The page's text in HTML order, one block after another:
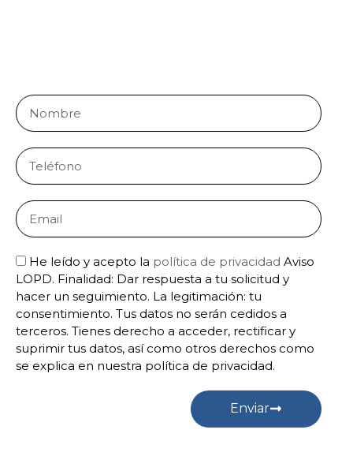
Full
Name
Phone
Email
He leído y acepto la política de privacidad Aviso
LOPD. Finalidad: Dar respuesta a tu solicitud y
hacer un seguimiento. La legitimación: tu
consentimiento. Tus datos no serán cedidos a
terceros. Tienes derecho a acceder, rectificar y
suprimir tus datos, así como otros derechos como
se explica en nuestra política de privacidad.
Enviar